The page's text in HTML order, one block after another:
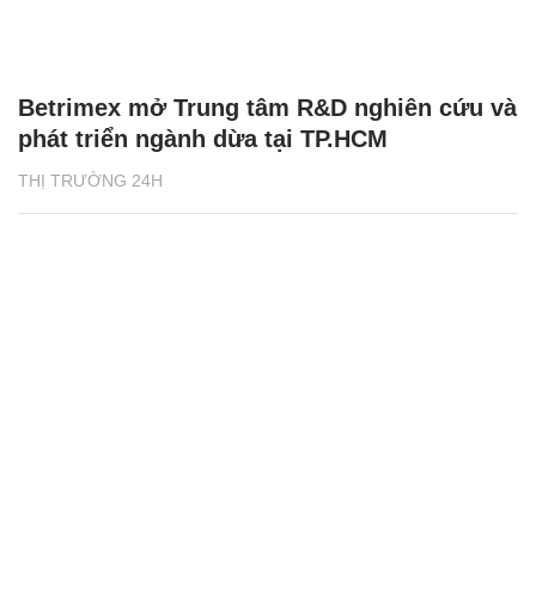
THỊ TRƯỜNG 24H
Betrimex mở Trung tâm R&D nghiên cứu và
phát triển ngành dừa tại TP.HCM